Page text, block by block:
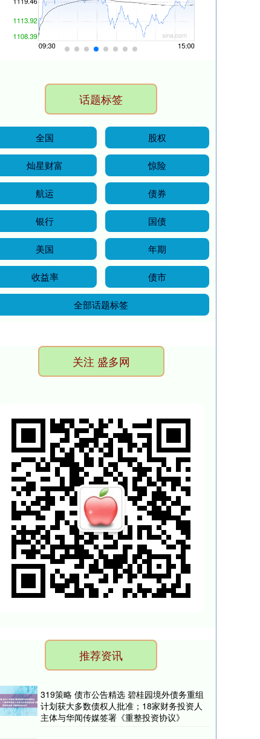
话题标签
全国 股权
灿星财富 惊险
航运 债券
银行 国债
美国 年期
收益率 债市
全部话题标签
关注 盛多网
推荐资讯
319策略 债市公告精选 碧桂园境外债务重组
计划获大多数债权人批准；18家财务投资人
主体与华闻传媒签署《重整投资协议》